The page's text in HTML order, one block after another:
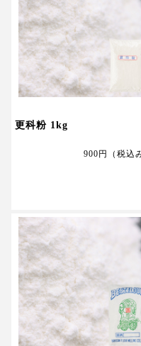
更科粉 1kg
900円 （税込